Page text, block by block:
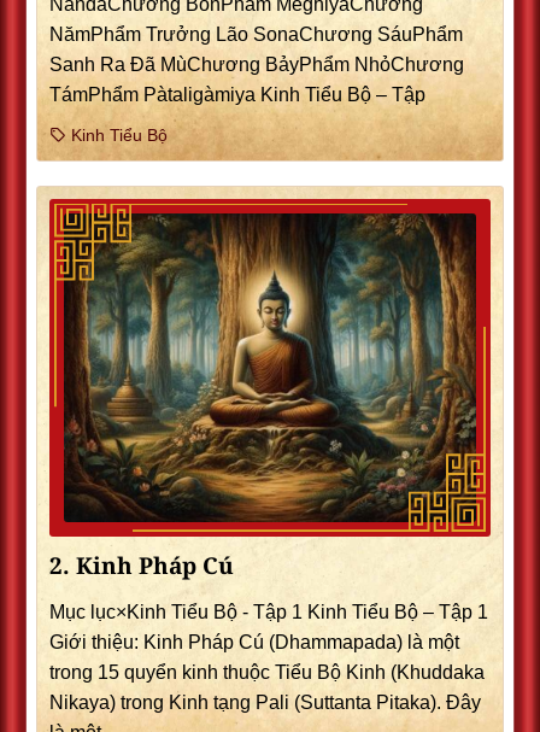
NămPhẩm Trưởng Lão SonaChương SáuPhẩm
Sanh Ra Ðã MùChương BảyPhẩm NhỏChương
TámPhẩm Pàtaligàmiya Kinh Tiểu Bộ – Tập
Kinh Tiểu Bộ
2. Kinh Pháp Cú
Mục lục×Kinh Tiểu Bộ - Tập 1 Kinh Tiểu Bộ – Tập 1
Giới thiệu: Kinh Pháp Cú (Dhammapada) là một
trong 15 quyển kinh thuộc Tiểu Bộ Kinh (Khuddaka
Nikaya) trong Kinh tạng Pali (Suttanta Pitaka). Ðây